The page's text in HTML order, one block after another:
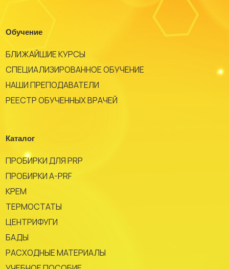
Обучение
БЛИЖАЙШИЕ КУРСЫ
СПЕЦИАЛИЗИРОВАННОЕ ОБУЧЕНИЕ
НАШИ ПРЕПОДАВАТЕЛИ
РЕЕСТР ОБУЧЕННЫХ ВРАЧЕЙ
Каталог
ПРОБИРКИ ДЛЯ PRP
ПРОБИРКИ A-PRF
КРЕМ
ТЕРМОСТАТЫ
ЦЕНТРИФУГИ
БАДЫ
РАСХОДНЫЕ МАТЕРИАЛЫ